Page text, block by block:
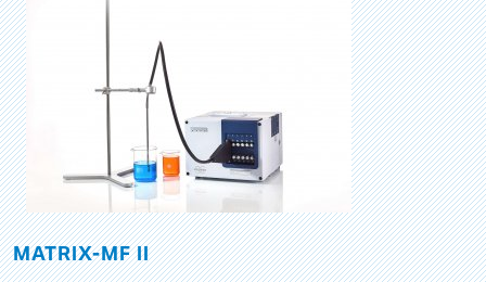
MATRIX-MF II